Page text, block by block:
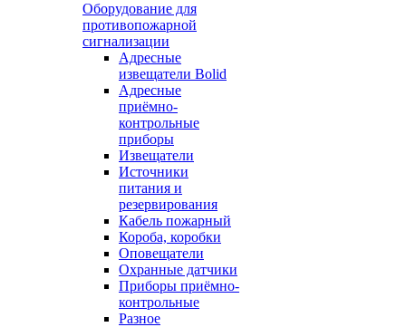
Оборудование для
противопожарной
сигнализации
Адресные
извещатели Bolid
Адресные
приёмно-
контрольные
приборы
Извещатели
Источники
питания и
резервирования
Кабель пожарный
Короба, коробки
Оповещатели
Охранные датчики
Приборы приёмно-
контрольные
Разное